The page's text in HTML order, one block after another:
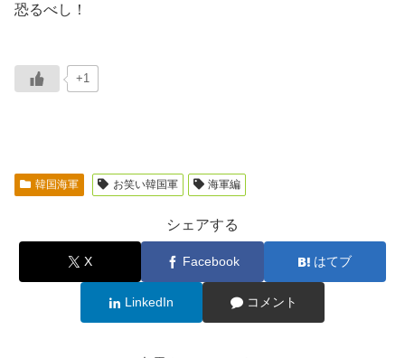
恐るべし！
+1
韓国海軍 お笑い韓国軍 海軍編
シェアする
X Facebook はてブ
LinkedIn コメント